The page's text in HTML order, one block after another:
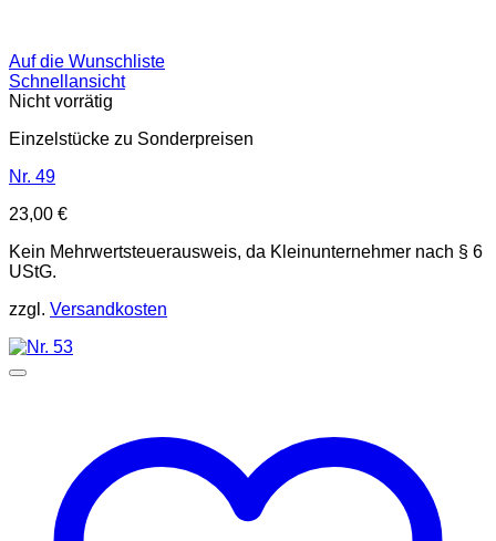
Auf die Wunschliste
Schnellansicht
Nicht vorrätig
Einzelstücke zu Sonderpreisen
Nr. 49
23,00 €
Kein Mehrwertsteuerausweis, da Kleinunternehmer nach § 6
UStG.
zzgl. Versandkosten